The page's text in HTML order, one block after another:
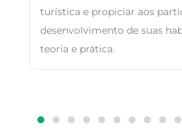
turística e propiciar aos
desenvolvimento de suas
teoria e prática.